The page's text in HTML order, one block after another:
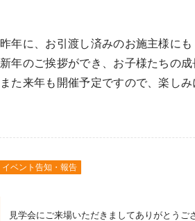
昨年に、お引渡し済みのお施主様にも
新年のご挨拶ができ、お子様たちの
また来年も開催予定ですので、楽し
イベント告知・報告
見学会にご来場いただきましてありがとうご